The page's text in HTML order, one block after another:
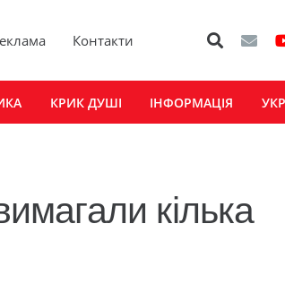
Контакти
КРИК ДУШІ ІНФОРМАЦІЯ
кілька